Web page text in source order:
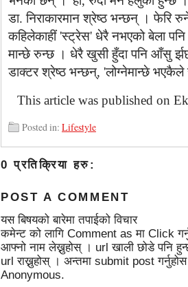
डा. निराकारमान श्रेष्ठ भन्छन् । फेरि
कहिलेकाहीं 'स्ट्रेस' धेरै नभएको बेला
मान्छे रुन्छ । धेरै खुसी हुँदा पनि आँसु
डाक्टर श्रेष्ठ भन्छन्, 'लोग्नेमान्छे
This article was published on
Posted in: Lifestyle
0 प्रतिक्रिया हरु:
POST A COMMENT
यस बिषयको बारेमा तपाईको विचार
कमेन्ट को लागि Comment as मा Click
आफ्नो नाम लेख्नुहोस् । url खाली छोडे पनि
url राख्नुहोस् । अन्तमा submit post
Anonymous.